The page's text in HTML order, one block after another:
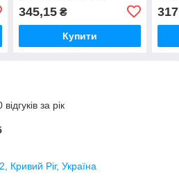
345,15₴
Купити
за рік
Кривий Ріг, Україна